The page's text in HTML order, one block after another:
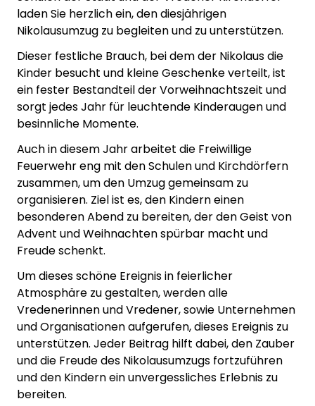
laden Sie herzlich ein, den diesjährigen
Nikolausumzug zu begleiten und zu unterstützen.
Dieser festliche Brauch, bei dem der Nikolaus die
Kinder besucht und kleine Geschenke verteilt, ist
ein fester Bestandteil der Vorweihnachtszeit und
sorgt jedes Jahr für leuchtende Kinderaugen und
besinnliche Momente.
Auch in diesem Jahr arbeitet die Freiwillige
Feuerwehr eng mit den Schulen und Kirchdörfern
zusammen, um den Umzug gemeinsam zu
organisieren. Ziel ist es, den Kindern einen
besonderen Abend zu bereiten, der den Geist von
Advent und Weihnachten spürbar macht und
Freude schenkt.
Um dieses schöne Ereignis in feierlicher
Atmosphäre zu gestalten, werden alle
Vredenerinnen und Vredener, sowie Unternehmen
und Organisationen aufgerufen, dieses Ereignis zu
unterstützen. Jeder Beitrag hilft dabei, den Zauber
und die Freude des Nikolausumzugs fortzuführen
und den Kindern ein unvergessliches Erlebnis zu
bereiten.